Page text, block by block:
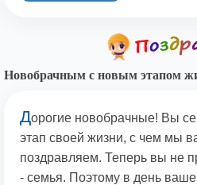
Новобрачным с новым этапом
Дорогие новобрачные! Вы
этап своей жизни, с чем мы
поздравляем. Теперь вы не
- семья. Поэтому в день